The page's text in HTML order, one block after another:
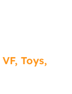
Toys,